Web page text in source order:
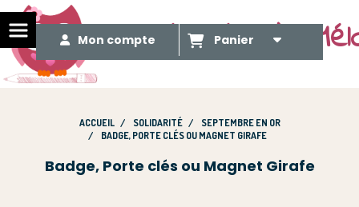
Le Méli Mélo de
Mon compte Panier
ACCUEIL SOLIDARITÉ
SEPTEMBRE EN OR
BADGE, PORTE CLÉS OU MAGNET GIRAFE
Badge, Porte clés ou Magnet Girafe